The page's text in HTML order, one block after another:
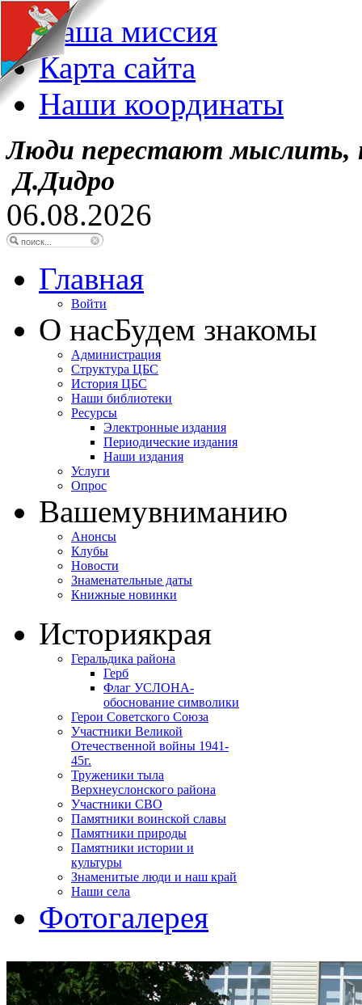
Наша миссия
Карта сайта
Наши координаты
Люди перестают мыслить,
Д.Дидро
06.08.2026
Главная
Войти
О насБудем знакомы
Администрация
Структура ЦБС
История ЦБС
Наши библиотеки
Ресурсы
Электронные издания
Периодические издания
Наши издания
Услуги
Опрос
Вашемувниманию
Анонсы
Клубы
Новости
Знаменательные даты
Книжные новинки
Историякрая
Геральдика района
Герб
Флаг УСЛОНА-
обоснование символики
Герои Советского Союза
Участники Великой
Отечественной войны 1941-
45г.
Труженики тыла
Верхнеуслонского района
Участники СВО
Памятники воинской славы
Памятники природы
Памятники истории и
культуры
Знаменитые люди и наш край
Наши села
Фотогалерея